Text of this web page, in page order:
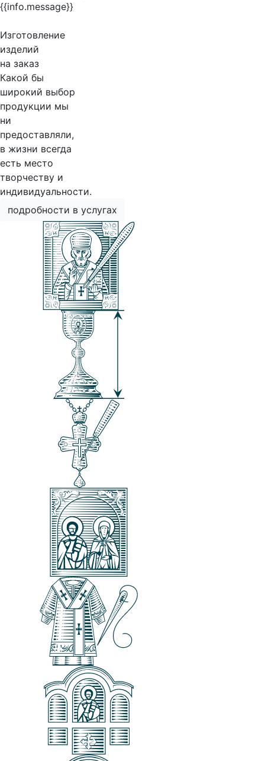
{{info.message}}
Изготовление
изделий
на заказ
Какой бы
широкий выбор
продукции мы
ни
предоставляли,
в жизни всегда
есть место
творчеству и
индивидуальности.
подробности в услугах